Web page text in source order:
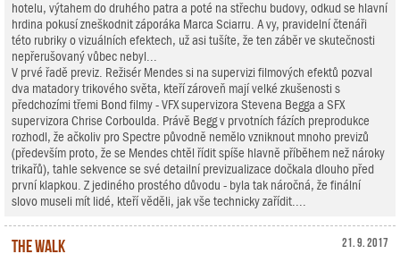
hotelu, výtahem do druhého patra a poté na střechu budovy, odkud se hlavní
hrdina pokusí zneškodnit záporáka Marca Sciarru. A vy, pravidelní čtenáři
této rubriky o vizuálních efektech, už asi tušíte, že ten záběr ve skutečnosti
nepřerušovaný vůbec nebyl...
V prvé řadě previz. Režisér Mendes si na supervizi filmových efektů pozval
dva matadory trikového světa, kteří zároveň mají velké zkušenosti s
předchozími třemi Bond filmy - VFX supervizora Stevena Begga a SFX
supervizora Chrise Corboulda. Právě Begg v prvotních fázích preprodukce
rozhodl, že ačkoliv pro Spectre původně nemělo vzniknout mnoho previzů
(především proto, že se Mendes chtěl řídit spíše hlavně příběhem než nároky
trikařů), tahle sekvence se své detailní previzualizace dočkala dlouho před
první klapkou. Z jediného prostého důvodu - byla tak náročná, že finální
slovo museli mít lidé, kteří věděli, jak vše technicky zařídit....
21. 9. 2017
The Walk